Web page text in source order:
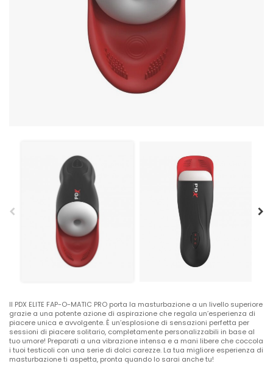
Il PDX ELITE FAP-O-MATIC PRO porta la masturbazione a un livello superiore
grazie a una potente azione di aspirazione che regala un’esperienza di
piacere unica e avvolgente. È un’esplosione di sensazioni perfetta per
sessioni di piacere solitario, completamente personalizzabili in base al
tuo umore! Preparati a una vibrazione intensa e a mani libere che coccola
i tuoi testicoli con una serie di dolci carezze. La tua migliore esperienza di
masturbazione ti aspetta, pronta quando lo sarai anche tu!